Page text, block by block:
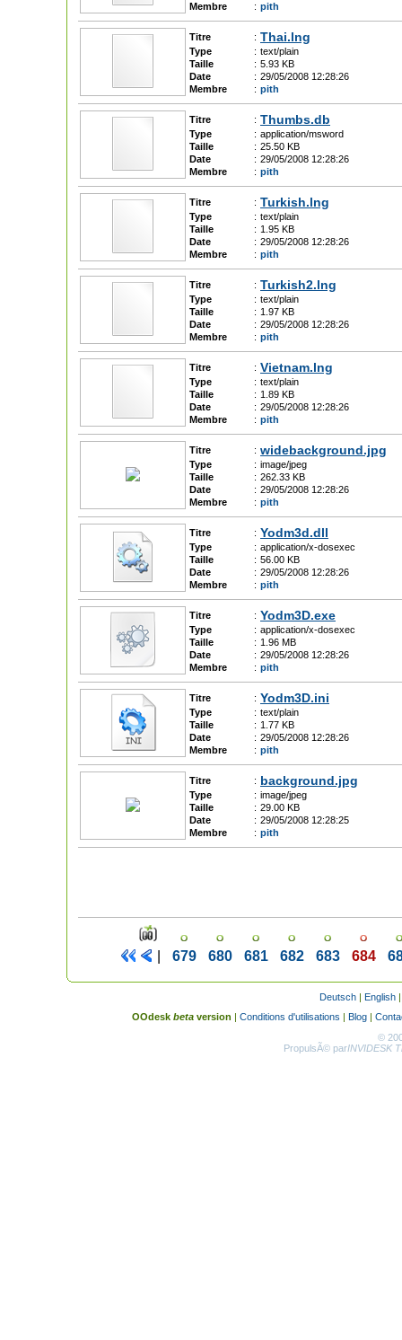
Membre
: pith
Titre : Thai.lng
Type : text/plain
Taille
: 5.93 KB
Date
: 29/05/2008 12:28:26
Membre
: pith
Titre : Thumbs.db
Type : application/msword
Taille
: 25.50 KB
Date
: 29/05/2008 12:28:26
Membre
: pith
Titre : Turkish.lng
Type : text/plain
Taille
: 1.95 KB
Date
: 29/05/2008 12:28:26
Membre
: pith
Titre : Turkish2.lng
Type : text/plain
Taille
: 1.97 KB
Date
: 29/05/2008 12:28:26
Membre
: pith
Titre : Vietnam.lng
Type : text/plain
Taille
: 1.89 KB
Date
: 29/05/2008 12:28:26
Membre
: pith
Titre : widebackground.jpg
Type : image/jpeg
Taille
: 262.33 KB
Date
: 29/05/2008 12:28:26
Membre
: pith
Titre : Yodm3d.dll
Type : application/x-dosexec
Taille
: 56.00 KB
Date
: 29/05/2008 12:28:26
Membre
: pith
Titre : Yodm3D.exe
Type : application/x-dosexec
Taille
: 1.96 MB
Date
: 29/05/2008 12:28:26
Membre
: pith
Titre : Yodm3D.ini
Type : text/plain
Taille
: 1.77 KB
Date
: 29/05/2008 12:28:26
Membre
: pith
Titre : background.jpg
Type : image/jpeg
Taille
: 29.00 KB
Date
: 29/05/2008 12:28:25
Membre
: pith
679 680 681 682 683 684
Deutsch| English
OOdesk betaversion | Conditions d'utilisations | Blog|
©
PropulsÃ© parINVIDESK